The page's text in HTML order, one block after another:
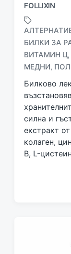
FOLLIXIN
a
g
g
d
w
i
t
h
БИЛКИ ЗА
ВИТАМИН Ц,
МЕДНИ,
Билково
силна и
екстракт
колаген,
В, L-